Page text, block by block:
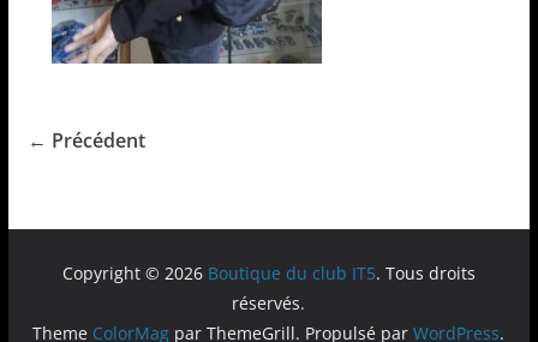
← Précédent
Copyright © 2026 Boutique du club IT5. Tous droits
réservés.
Theme ColorMag par ThemeGrill. Propulsé parWordPress.